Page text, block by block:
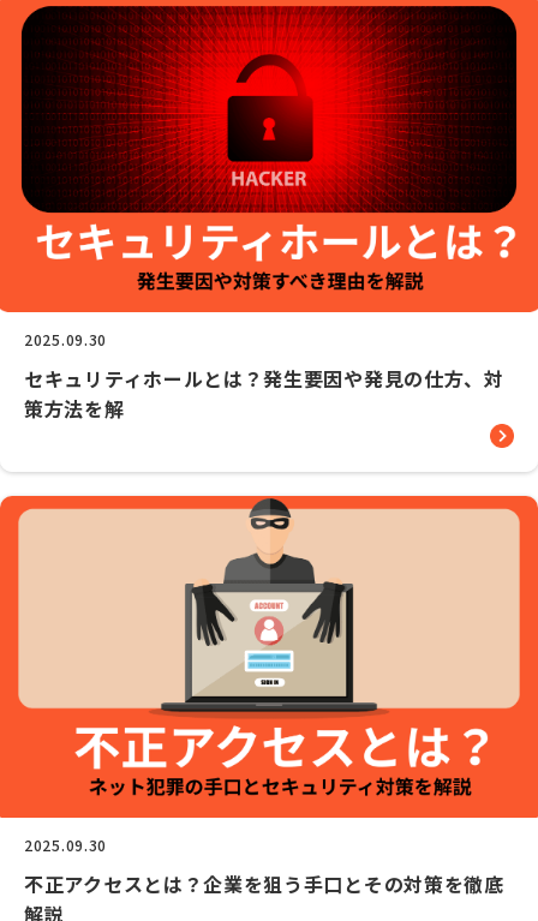
2025.09.30
セキュリティホールとは？発生要因や発見の仕方、対
策方法を解
2025.09.30
不正アクセスとは？企業を狙う手口とその対策を徹底
解説